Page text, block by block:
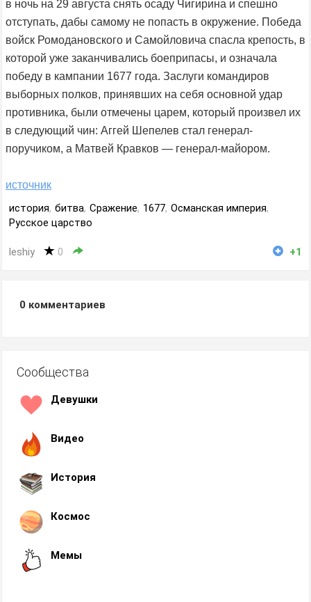
в ночь на 29 августа снять осаду Чигирина и спешно
отступать, дабы самому не попасть в окружение. Победа
войск Ромодановского и Самойловича спасла крепость, в
которой уже заканчивались боеприпасы, и означала
победу в кампании 1677 года. Заслуги командиров
выборных полков, принявших на себя основной удар
противника, были отмечены царем, который произвел их
в следующий чин: Аггей Шепелев стал генерал-
поручиком, а Матвей Кравков — генерал-майором.
источник
история, битва, Сражение, 1677, Османская империя,
Русское царство
leshiy 0 +1
0 комментариев
Сообщества
Девушки
Видео
История
Космос
Мемы